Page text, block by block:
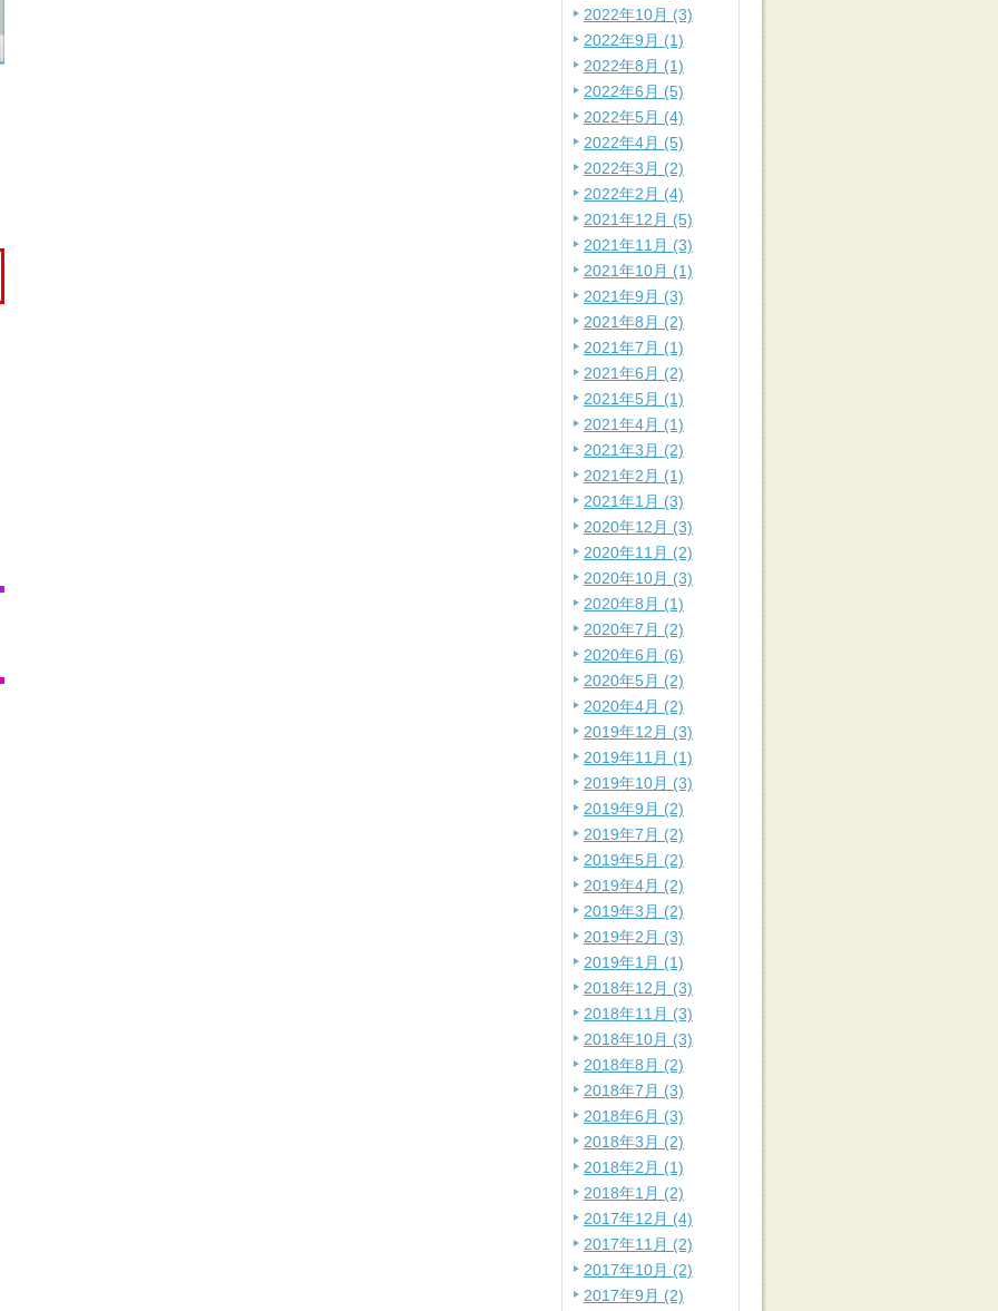
2022年10月 (3)
2022年9月 (1)
2022年8月 (1)
2022年6月 (5)
2022年5月 (4)
2022年4月 (5)
2022年3月 (2)
2022年2月 (4)
2021年12月 (5)
2021年11月 (3)
2021年10月 (1)
2021年9月 (3)
2021年8月 (2)
2021年7月 (1)
2021年6月 (2)
2021年5月 (1)
2021年4月 (1)
2021年3月 (2)
2021年2月 (1)
2021年1月 (3)
2020年12月 (3)
2020年11月 (2)
2020年10月 (3)
2020年8月 (1)
2020年7月 (2)
2020年6月 (6)
2020年5月 (2)
2020年4月 (2)
2019年12月 (3)
2019年11月 (1)
2019年10月 (3)
2019年9月 (2)
2019年7月 (2)
2019年5月 (2)
2019年4月 (2)
2019年3月 (2)
2019年2月 (3)
2019年1月 (1)
2018年12月 (3)
2018年11月 (3)
2018年10月 (3)
2018年8月 (2)
2018年7月 (3)
2018年6月 (3)
2018年3月 (2)
2018年2月 (1)
2018年1月 (2)
2017年12月 (4)
2017年11月 (2)
2017年10月 (2)
2017年9月 (2)